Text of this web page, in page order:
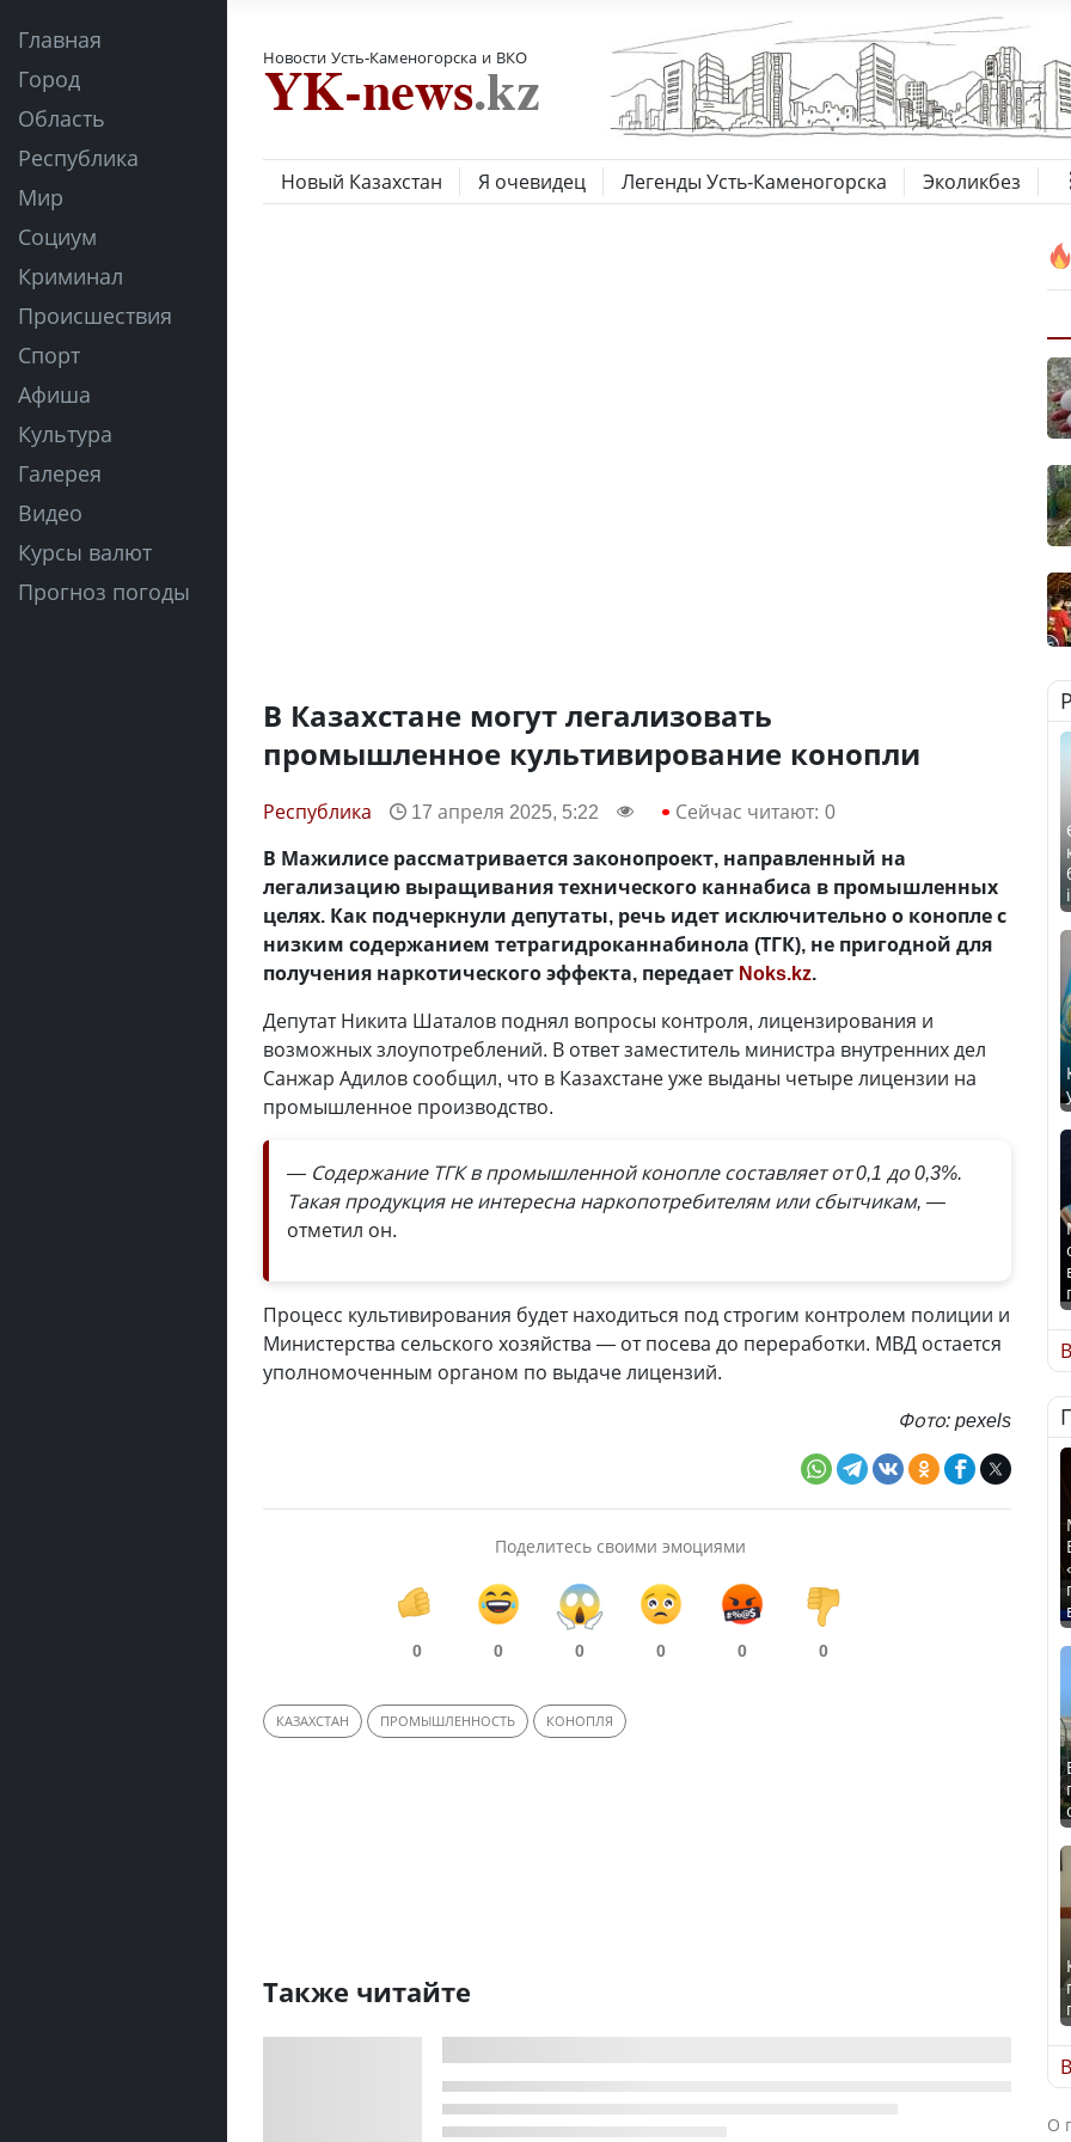
Главная
Город
Область
Республика
Мир
Социум
Криминал
Происшествия
Спорт
Афиша
Культура
Галерея
Видео
Курсы валют
Прогноз погоды
Новости Усть-Каменогорска и ВКО
Новый Казахстан Я очевидец Легенды Усть-Каменогорска Эколикбез
В Казахстане могут легализовать
промышленное культивирование конопли
Республика 17 апреля 2025, 5:22 Сейчас читают: 0
В Мажилисе рассматривается законопроект, направленный на
легализацию выращивания технического каннабиса в промышленных
целях. Как подчеркнули депутаты, речь идет исключительно о конопле с
низким содержанием тетрагидроканнабинола (ТГК), не пригодной для
получения наркотического эффекта, передает Noks.kz.
Депутат Никита Шаталов поднял вопросы контроля, лицензирования и
возможных злоупотреблений. В ответ заместитель министра внутренних дел
Санжар Адилов сообщил, что в Казахстане уже выданы четыре лицензии на
промышленное производство.
— Содержание ТГК в промышленной конопле составляет от 0,1 до 0,3%.
Такая продукция не интересна наркопотребителям или сбытчикам, —
отметил он.
Процесс культивирования будет находиться под строгим контролем полиции и
Министерства сельского хозяйства — от посева до переработки. МВД остается
уполномоченным органом по выдаче лицензий.
Фото: pexels
Поделитесь своими эмоциями
0 0 0 0 0 0
КАЗАХСТАН ПРОМЫШЛЕННОСТЬ КОНОПЛЯ
Также читайте
О